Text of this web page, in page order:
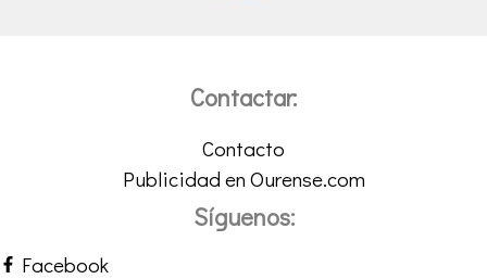
Contactar:
Contacto
Publicidad en Ourense.com
Síguenos:
Facebook